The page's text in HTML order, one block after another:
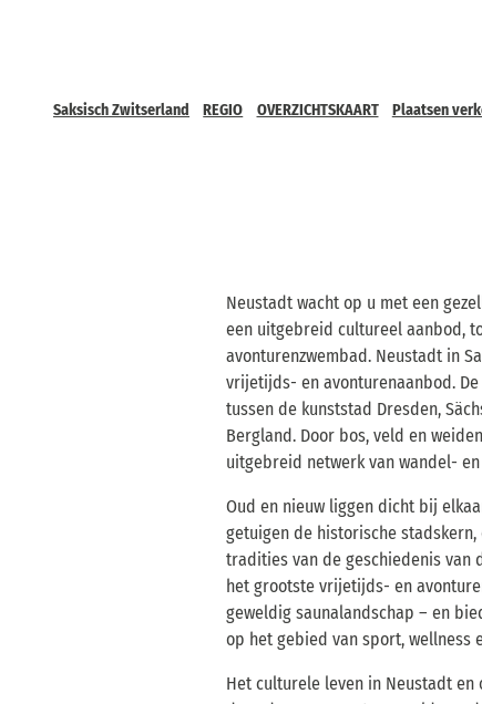
Saksisch Zwitserland REGIO OVERZICHTSKAART Plaatsen
Neustadt wacht op u met een
een uitgebreid cultureel aanbod,
avonturenzwembad. Neustadt in
vrijetijds- en avonturenaanbod.
tussen de kunststad Dresden,
Bergland. Door bos, veld en
uitgebreid netwerk van wandel-
Oud en nieuw liggen dicht bij
getuigen de historische
tradities van de geschiedenis van
het grootste vrijetijds- en
geweldig saunalandschap – en
op het gebied van sport, wellness
Het culturele leven in Neustadt